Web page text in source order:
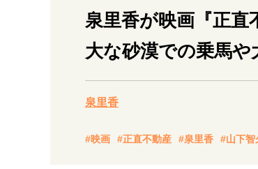
サイトの核・哲学
泉里香が映画『正
大な砂漠での乗馬
泉里香
#映画 #正直不動産 #泉里香 #山下智